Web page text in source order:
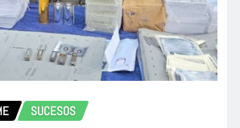
SUCESOS